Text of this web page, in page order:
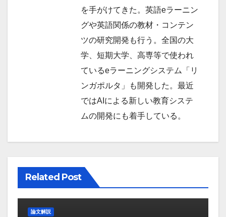
を手がけてきた。英語eラーニン
グや英語関係の教材・コンテン
ツの研究開発も行う。全国の大
学、短期大学、高専等で使われ
ているeラーニングシステム「リ
ンガポルタ」も開発した。最近
ではAIによる新しい教育システ
ムの開発にも着手している。
Related Post
論文解説